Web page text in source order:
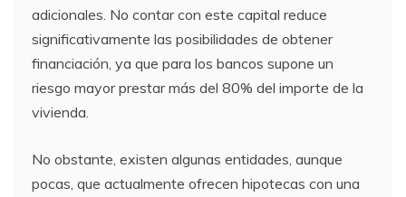
adicionales. No contar con este capital reduce
significativamente las posibilidades de obtener
financiación, ya que para los bancos supone un
riesgo mayor prestar más del 80% del importe de la
vivienda.
No obstante, existen algunas entidades, aunque
pocas, que actualmente ofrecen hipotecas con una